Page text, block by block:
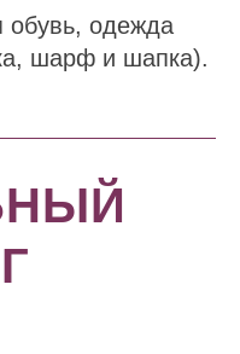
обувь, одежда
шарф и шапка).